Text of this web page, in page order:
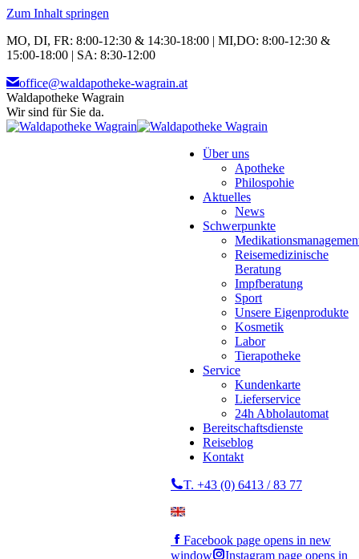
Zum Inhalt springen
MO, DI, FR: 8:00-12:30 & 14:30-18:00 | MI,DO: 8:00-12:30 &
15:00-18:00 | SA: 8:30-12:00
office@waldapotheke-wagrain.at
Waldapotheke Wagrain
Wir sind für Sie da.
Über uns
Apotheke
Philospohie
Aktuelles
News
Schwerpunkte
Reisemedizinische
Beratung
Impfberatung
Sport
Unsere Eigenprodukte
Kosmetik
Labor
Tierapotheke
Service
Kundenkarte
Lieferservice
24h Abholautomat
Bereitschaftsdienste
Reiseblog
Kontakt
T. +43 (0) 6413 / 83 77
Facebook page opens in new
window
Instagram page opens in